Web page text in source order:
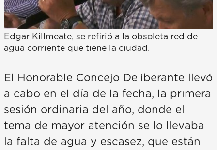
Edgar Killmeate, se refirió a la obsoleta red de
agua corriente que tiene la ciudad.
El Honorable Concejo Deliberante llevó
a cabo en el día de la fecha, la primera
sesión ordinaria del año, donde el
tema de mayor atención se lo llevaba
la falta de agua y escasez, que están